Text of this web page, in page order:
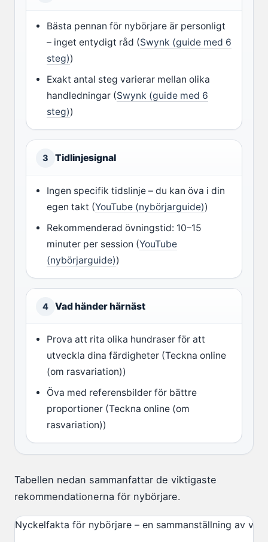
Bästa pennan för nybörjare är personligt
– inget entydigt råd (Swynk (guide med 6
steg))
Exakt antal steg varierar mellan olika
handledningar (Swynk (guide med 6
steg))
3 Tidlinjesignal
Ingen specifik tidslinje – du kan öva i din
egen takt (YouTube (nybörjarguide))
Rekommenderad övningstid: 10–15
minuter per session (YouTube
(nybörjarguide))
4 Vad händer härnäst
Prova att rita olika hundraser för att
utveckla dina färdigheter (Teckna online
(om rasvariation))
Öva med referensbilder för bättre
proportioner (Teckna online (om
rasvariation))
Tabellen nedan sammanfattar de viktigaste
rekommendationerna för nybörjare.
Nyckelfakta för nybörjare – en sammanställning av